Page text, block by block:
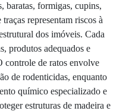
baratas, formigas, cupins,
representam riscos à
dos imóveis. Cada
produtos adequados e
controle de ratos envolve
de rodenticidas, enquanto
químico especializado e
estruturas de madeira e